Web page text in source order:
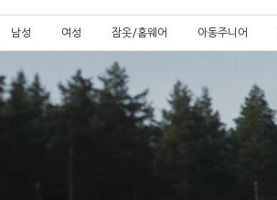
남성 여성 잠옷/홈웨어 아동주니어